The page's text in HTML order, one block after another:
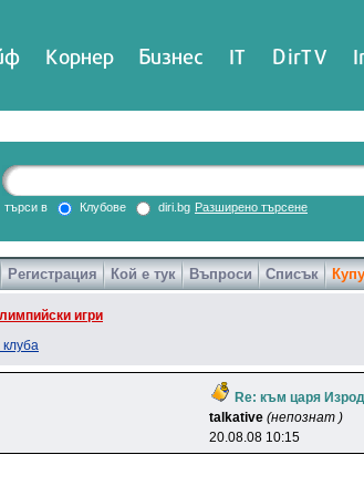
Корнер Бизнес IT DirTV
търси в Клубове diri.bg Разширено търсене
Регистрация Кой е тук Въпроси Списък
игри
Re: към царя Изрод
talkative (непознат )
20.08.08 10:15